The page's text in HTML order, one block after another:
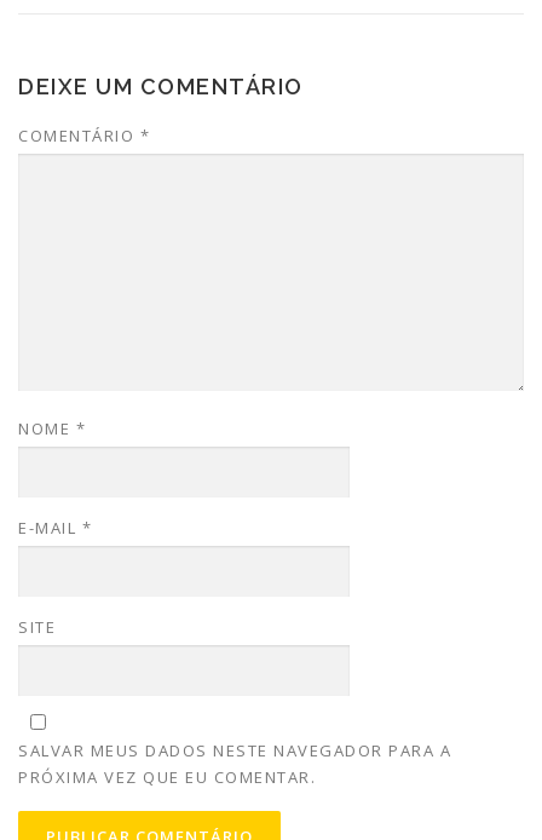
DEIXE UM COMENTÁRIO
COMENTÁRIO *
NOME *
E-MAIL *
SITE
SALVAR MEUS DADOS NESTE NAVEGADOR PARA A
PRÓXIMA VEZ QUE EU COMENTAR.